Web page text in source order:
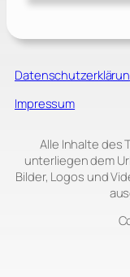
Impressum
Alle Inhalte des
unterliegen dem
Bilder, Logos und